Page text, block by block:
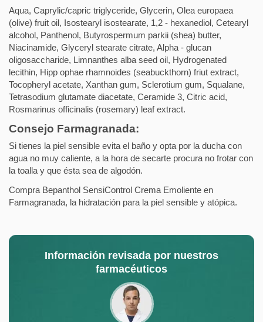
Aqua, Caprylic/capric triglyceride, Glycerin, Olea europaea
(olive) fruit oil, Isostearyl isostearate, 1,2 - hexanediol, Cetearyl
alcohol, Panthenol, Butyrospermum parkii (shea) butter,
Niacinamide, Glyceryl stearate citrate, Alpha - glucan
oligosaccharide, Limnanthes alba seed oil, Hydrogenated
lecithin, Hipp ophae rhamnoides (seabuckthorn) friut extract,
Tocopheryl acetate, Xanthan gum, Sclerotium gum, Squalane,
Tetrasodium glutamate diacetate, Ceramide 3, Citric acid,
Rosmarinus officinalis (rosemary) leaf extract.
Consejo Farmagranada:
Si tienes la piel sensible evita el baño y opta por la ducha con
agua no muy caliente, a la hora de secarte procura no frotar con
la toalla y que ésta sea de algodón.
Compra Bepanthol SensiControl Crema Emoliente en
Farmagranada, la hidratación para la piel sensible y atópica.
Información revisada por nuestros
farmacéuticos